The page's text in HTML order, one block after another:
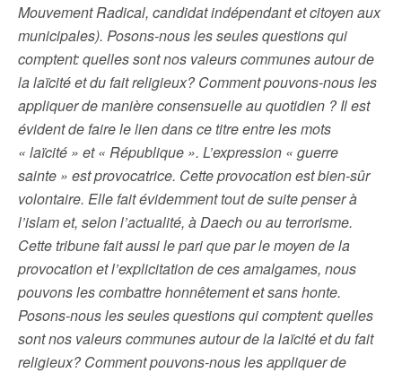
Mouvement Radical, candidat indépendant et citoyen aux
municipales). Posons-nous les seules questions qui
comptent: quelles sont nos valeurs communes autour de
la laïcité et du fait religieux? Comment pouvons-nous les
appliquer de manière consensuelle au quotidien ? Il est
évident de faire le lien dans ce titre entre les mots
« laïcité » et « République ». L’expression « guerre
sainte » est provocatrice. Cette provocation est bien-sûr
volontaire. Elle fait évidemment tout de suite penser à
l’islam et, selon l’actualité, à Daech ou au terrorisme.
Cette tribune fait aussi le pari que par le moyen de la
provocation et l’explicitation de ces amalgames, nous
pouvons les combattre honnêtement et sans honte.
Posons-nous les seules questions qui comptent: quelles
sont nos valeurs communes autour de la laïcité et du fait
religieux? Comment pouvons-nous les appliquer de